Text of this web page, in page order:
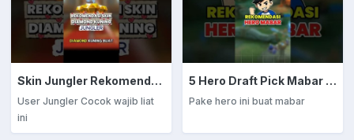
Skin Jungler Rekomendasi Diamond Kuning
User Jungler Cocok wajib liat
ini
5 Hero Draft Pick Mabar Auto Win
Pake hero ini buat mabar